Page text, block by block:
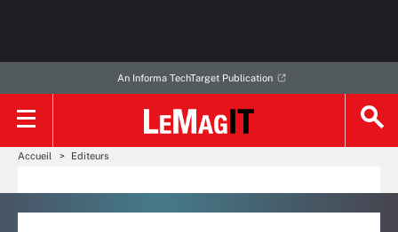
An Informa TechTarget Publication
Accueil Editeurs